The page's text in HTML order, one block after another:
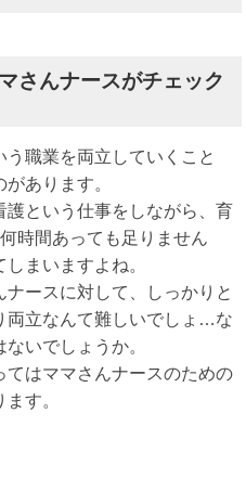
さんナースがチェック
職業を両立していくこと
あります。
という仕事をしながら、育
時間あっても足りません
まいますよね。
ースに対して、しっかりと
両立なんて難しいでしょ…な
いでしょうか。
はママさんナースのための
す。